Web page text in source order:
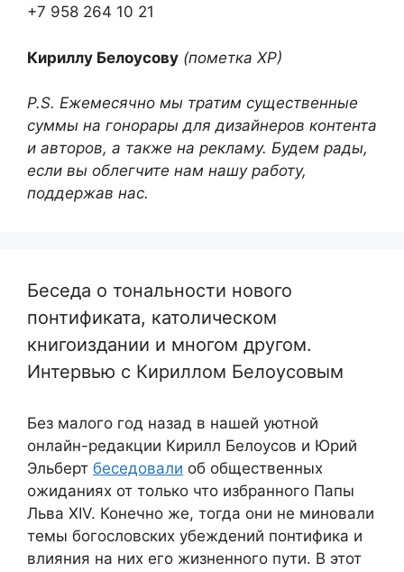
+7 958 264 10 21
Кириллу Белоусову (пометка ХР)
P.S. Ежемесячно мы тратим существенные
суммы на гонорары для дизайнеров контента
и авторов, а также на рекламу. Будем рады,
если вы облегчите нам нашу работу,
поддержав нас.
Беседа о тональности нового
понтификата, католическом
книгоиздании и многом другом.
Интервью с Кириллом Белоусовым
Без малого год назад в нашей уютной
онлайн-редакции Кирилл Белоусов и Юрий
Эльберт беседовали об общественных
ожиданиях от только что избранного Папы
Льва XIV. Конечно же, тогда они не миновали
темы богословских убеждений понтифика и
влияния на них его жизненного пути. В этот